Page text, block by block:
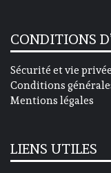
CONDITIONS
Sécurité et vie privée
Conditions
Mentions légales
LIENS UTILES